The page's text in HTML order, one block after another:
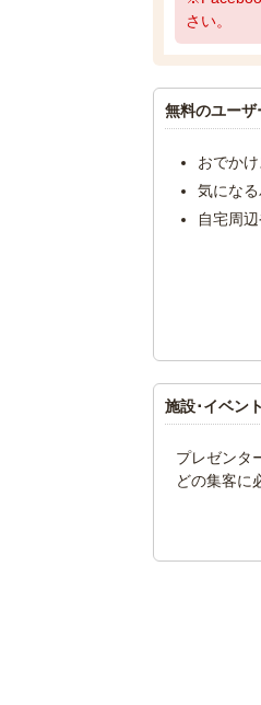
さい。
無料のユーザ
おでか
気にな
自宅周
施設･イベン
プレゼンタ
どの集客に